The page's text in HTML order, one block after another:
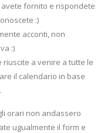
fornito e rispondete
:)
acconti, non
:)
a venire a tutte le
il calendario in base
orari non andassero
ugualmente il form e